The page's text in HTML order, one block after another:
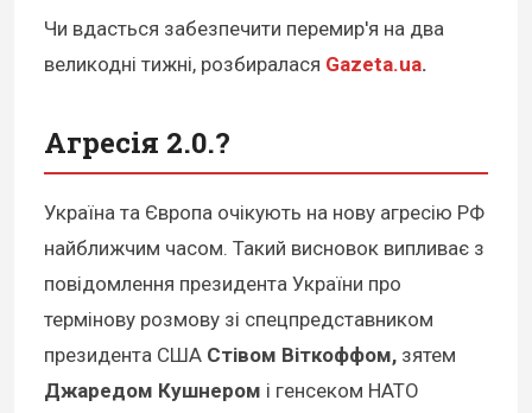
Чи вдасться забезпечити перемир'я на два
великодні тижні, розбиралася Gazeta.ua.
Агресія 2.0.?
Україна та Європа очікують на нову агресію РФ
найближчим часом. Такий висновок випливає з
повідомлення президента України про
термінову розмову зі спецпредставником
президента США Стівом Віткоффом, зятем
Джаредом Кушнером і генсеком НАТО